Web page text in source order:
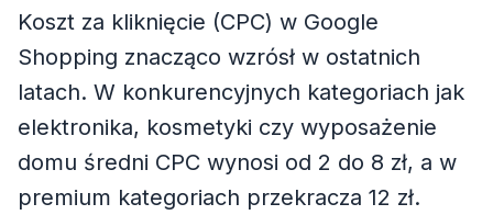
Koszt za kliknięcie (CPC) w Google
Shopping znacząco wzrósł w ostatnich
latach. W konkurencyjnych kategoriach jak
elektronika, kosmetyki czy wyposażenie
domu średni CPC wynosi od 2 do 8 zł, a w
premium kategoriach przekracza 12 zł.